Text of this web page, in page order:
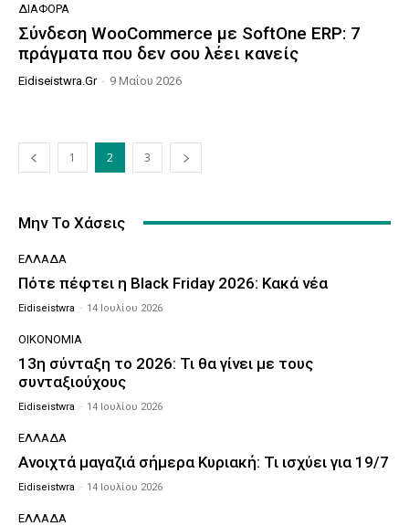
ΔΙΆΦΟΡΑ
Σύνδεση WooCommerce με SoftOne ERP: 7
πράγματα που δεν σου λέει κανείς
Eidiseistwra.gr - 9 Μαΐου 2026
1 2 3
Μην Το Χάσεις
ΕΛΛΆΔΑ
Πότε πέφτει η Black Friday 2026: Κακά νέα
Eidiseistwra - 14 Ιουλίου 2026
ΟΙΚΟΝΟΜΊΑ
13η σύνταξη το 2026: Τι θα γίνει με τους
συνταξιούχους
Eidiseistwra - 14 Ιουλίου 2026
ΕΛΛΆΔΑ
Ανοιχτά μαγαζιά σήμερα Κυριακή: Τι ισχύει για 19/7
Eidiseistwra - 14 Ιουλίου 2026
ΕΛΛΆΔΑ